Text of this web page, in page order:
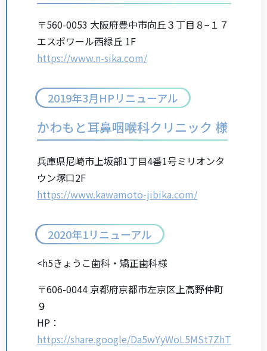
〒560-0053 大阪府豊中市向丘３丁目８−１７
エスポワール西緑丘 1F
https://www.n-sika.com/
2019年3月HPリニューアル
かわもと耳鼻咽喉科クリニック 様
兵庫県尼崎市上坂部1丁目4番1号ミリオンタ
ウン塚口2F
https://www.kawamoto-jibika.com/
2020年1リニューアル
<h5きょうこ歯科・矯正歯科様
〒606-0044 京都府京都市左京区上高野仲町
９
HP：
https://share.google/Da5wYyWoL5MSt7ZhT